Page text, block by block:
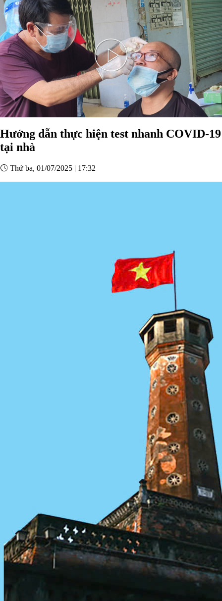
Play
Video
Hướng dẫn thực hiện test nhanh COVID-19
tại nhà
Thứ ba, 01/07/2025 | 17:32